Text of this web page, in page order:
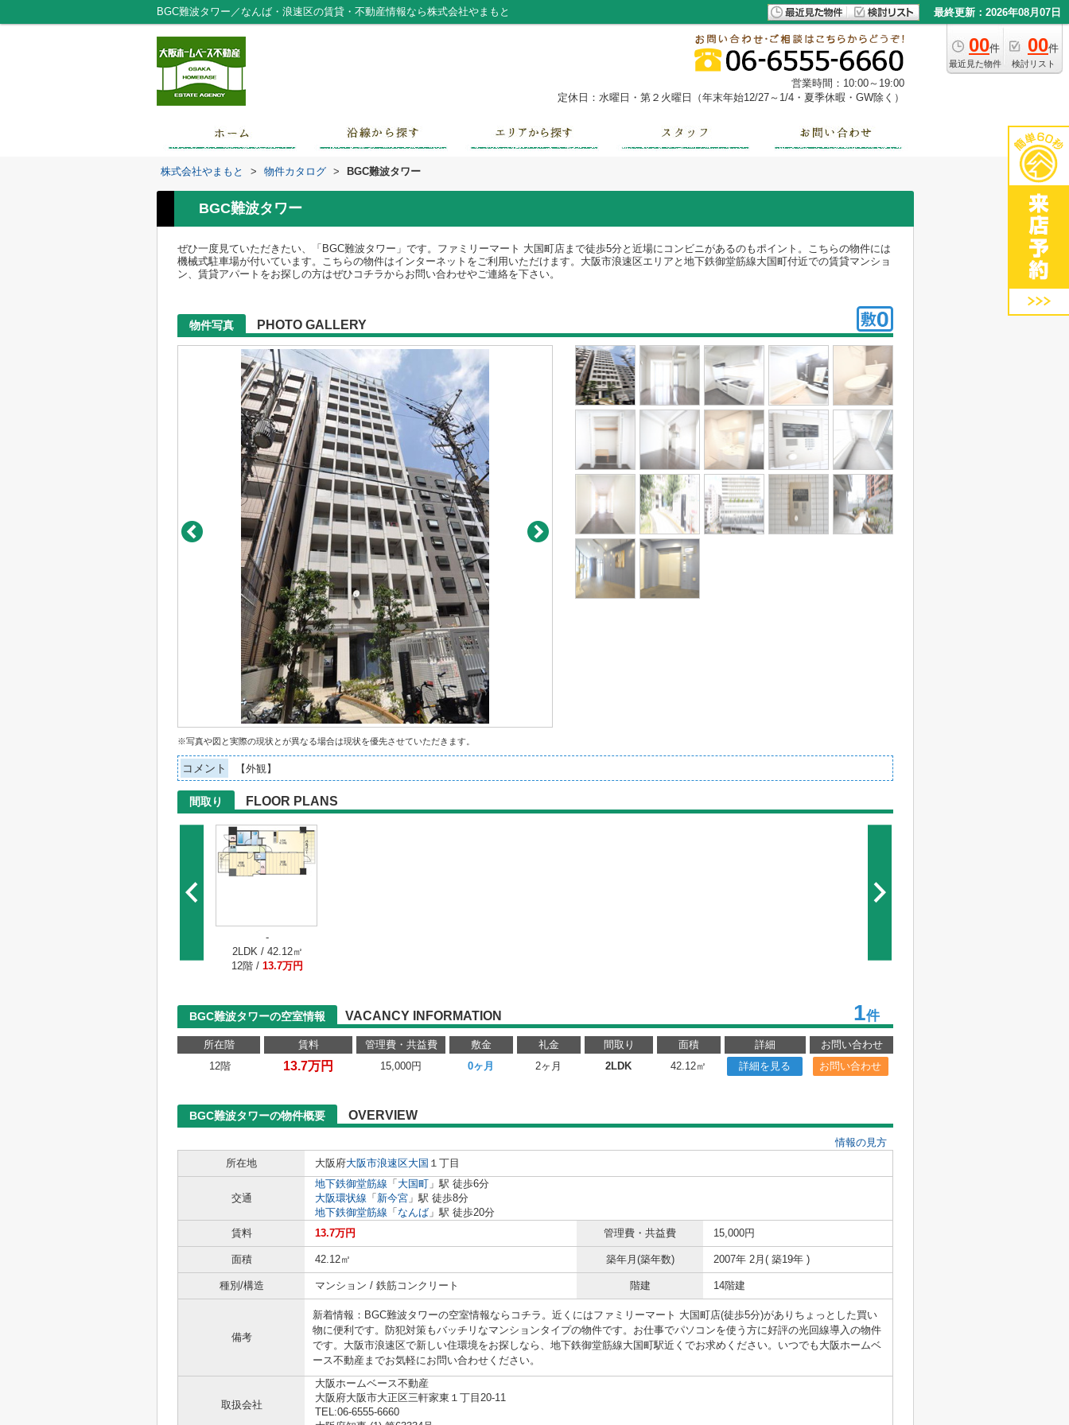
BGC難波タワー／なんば・浪速区の賃貸・不動産情報なら株式会社やまもと 最終更新：2026年08月07日
00件
最近見た物件
00件
検討リスト
営業時間：10:00～19:00
定休日：水曜日・第２火曜日（年末年始12/27～1/4・夏季休暇・GW除く）
株式会社やまもと > 物件カタログ > BGC難波タワー
BGC難波タワー
ぜひ一度見ていただきたい、「BGC難波タワー」です。ファミリーマート 大国町店まで徒歩5分と近場にコンビニがあるのもポイント。こちらの物件には
機械式駐車場が付いています。こちらの物件はインターネットをご利用いただけます。大阪市浪速区エリアと地下鉄御堂筋線大国町付近での賃貸マンショ
ン、賃貸アパートをお探しの方はぜひコチラからお問い合わせやご連絡を下さい。
物件写真 PHOTO GALLERY
※写真や図と実際の現状とが異なる場合は現状を優先させていただきます。
コメント 【外観】
間取り FLOOR PLANS
-
2LDK / 42.12㎡
12階 / 13.7万円
BGC難波タワーの空室情報 VACANCY INFORMATION 1件
所在階 賃料 管理費・共益費 敷金 礼金 間取り 面積 詳細
お問い合わせ
12階
13.7万円 15,000円 0ヶ月 2ヶ月 2LDK 42.12㎡ 詳細を見る お問い合わせ
BGC難波タワーの物件概要 OVERVIEW
情報の見方
所在地
大阪府大阪市浪速区大国 １丁目
交通
地下鉄御堂筋線 「 大国町 」駅 徒歩6分
大阪環状線 「 新今宮 」駅 徒歩8分
地下鉄御堂筋線 「 なんば 」駅 徒歩20分
賃料
13.7万円 管理費・共益費 15,000円
面積 42.12㎡ 築年月(築年数) 2007年 2月( 築19年 )
種別/構造 マンション / 鉄筋コンクリート 階建 14階建
備考
新着情報：BGC難波タワーの空室情報ならコチラ。近くにはファミリーマート 大国町店(徒歩5分)がありちょっとした買い
物に便利です。防犯対策もバッチリなマンションタイプの物件です。お仕事でパソコンを使う方に好評の光回線導入の物件
です。大阪市浪速区で新しい住環境をお探しなら、地下鉄御堂筋線大国町駅近くでお求めください。いつでも大阪ホームベ
ース不動産までお気軽にお問い合わせください。
取扱会社
大阪ホームベース不動産
大阪府大阪市大正区三軒家東１丁目20-11
TEL:06-6555-6660